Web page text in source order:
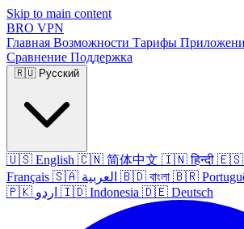
Skip to main content
BRO VPN
Главная Возможности Тарифы
Сравнение Поддержка
🇷🇺 Русский
🇺🇸 English 🇨🇳 简体中文 🇮🇳 हिन्दी 🇪🇸
Français 🇸🇦 العربية 🇧🇩 বাংলা 🇧🇷
🇵🇰 اردو 🇮🇩 Indonesia 🇩🇪 Deutsch